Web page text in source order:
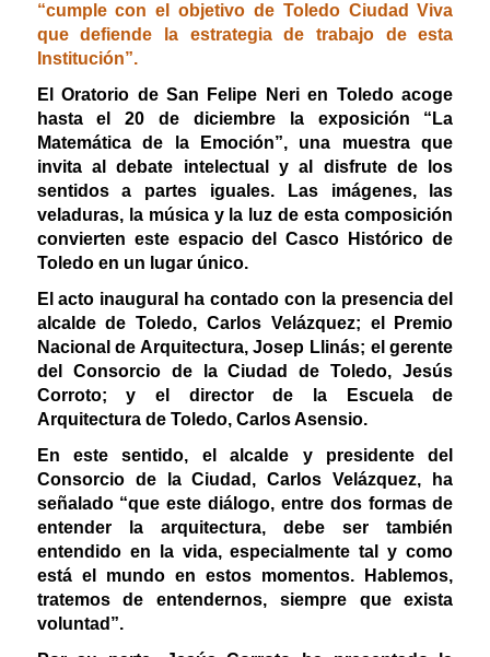
“cumple con el objetivo de Toledo Ciudad Viva
que defiende la estrategia de trabajo de esta
Institución”.
El Oratorio de San Felipe Neri en Toledo acoge
hasta el 20 de diciembre la exposición “La
Matemática de la Emoción”, una muestra que
invita al debate intelectual y al disfrute de los
sentidos a partes iguales. Las imágenes, las
veladuras, la música y la luz de esta composición
convierten este espacio del Casco Histórico de
Toledo en un lugar único.
El acto inaugural ha contado con la presencia del
alcalde de Toledo, Carlos Velázquez; el Premio
Nacional de Arquitectura, Josep Llinás; el gerente
del Consorcio de la Ciudad de Toledo, Jesús
Corroto; y el director de la Escuela de
Arquitectura de Toledo, Carlos Asensio.
En este sentido, el alcalde y presidente del
Consorcio de la Ciudad, Carlos Velázquez, ha
señalado “que este diálogo, entre dos formas de
entender la arquitectura, debe ser también
entendido en la vida, especialmente tal y como
está el mundo en estos momentos. Hablemos,
tratemos de entendernos, siempre que exista
voluntad”.